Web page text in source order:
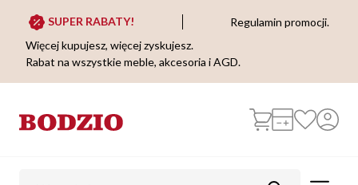
SUPER RABATY!
Regulamin promocji.
Więcej kupujesz, więcej zyskujesz.
Rabat na wszystkie meble, akcesoria i AGD.